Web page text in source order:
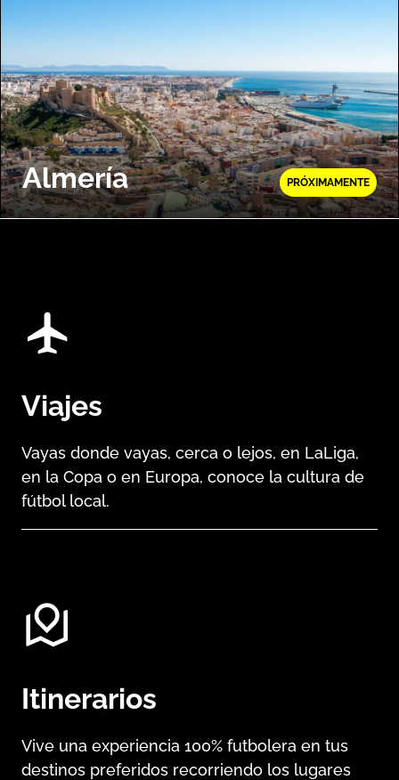
Almería PRÓXIMAMENTE
Viajes
Vayas donde vayas, cerca o lejos, en LaLiga,
en la Copa o en Europa, conoce la cultura de
fútbol local.
Itinerarios
Vive una experiencia 100% futbolera en tus
destinos preferidos recorriendo los lugares